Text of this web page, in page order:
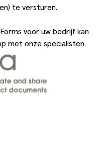
te versturen.
voor uw bedrijf kan
met onze specialisten.